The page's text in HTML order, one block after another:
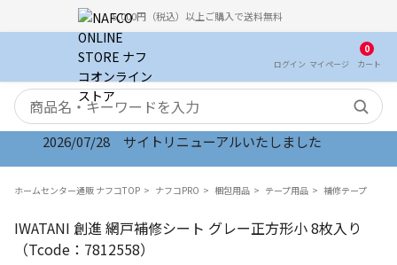
5,000円（税込）以上ご購入で送料無料
ログイン マイ ページ
0
カート
検索キーワード
2026/07/28 サイトリニューアルいたしました
ホームセンター通販 ナフコTOP ナフコPRO 梱包用品 テープ用品 補修テープ
IWATANI 創進 網戸補修シート グレー正方形小 8枚入り
（Tcode：7812558）